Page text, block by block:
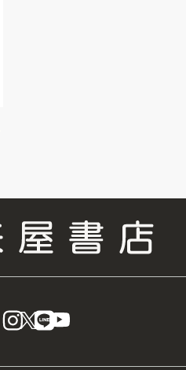
instagram
X LINE